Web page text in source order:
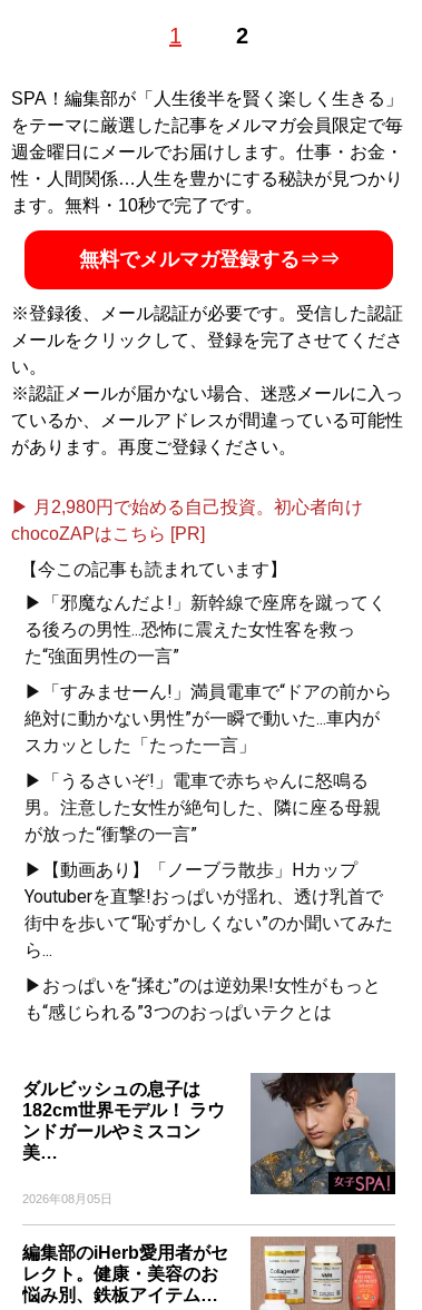
1 2
えながらも、都市伝説には興味津々。さまざまな分野を
ー。Xアカウント： @natukawanatumi5
記事一覧へ
SPA！編集部が「人生後半を賢く楽しく生きる」
をテーマに厳選した記事をメルマガ会員限定で毎
週金曜日にメールでお届けします。仕事・お金・
性・人間関係…人生を豊かにする秘訣が見つかり
ます。無料・10秒で完了です。
無料でメルマガ登録する⇒⇒
※登録後、メール認証が必要です。受信した認証
メールをクリックして、登録を完了させてくださ
い。
※認証メールが届かない場合、迷惑メールに入っ
ているか、メールアドレスが間違っている可能性
があります。再度ご登録ください。
▶ 月2,980円で始める自己投資。初心者向け
chocoZAPはこちら [PR]
【今この記事も読まれています】
▶「邪魔なんだよ!」新幹線で座席を蹴ってく
る後ろの男性...恐怖に震えた女性客を救っ
た“強面男性の一言”
▶「すみませーん!」満員電車で“ドアの前から
絶対に動かない男性”が一瞬で動いた...車内が
スカッとした「たった一言」
▶「うるさいぞ!」電車で赤ちゃんに怒鳴る
男。注意した女性が絶句した、隣に座る母親
が放った“衝撃の一言”
▶【動画あり】「ノーブラ散歩」Hカップ
Youtuberを直撃!おっぱいが揺れ、透け乳首で
街中を歩いて“恥ずかしくない”のか聞いてみた
ら...
▶おっぱいを“揉む”のは逆効果!女性がもっと
も“感じられる”3つのおっぱいテクとは
ダルビッシュの息子は
182cm世界モデル！ ラウ
ンドガールやミスコン
美…
2026年08月05日
編集部のiHerb愛用者がセ
レクト。健康・美容のお
悩み別、鉄板アイテム…